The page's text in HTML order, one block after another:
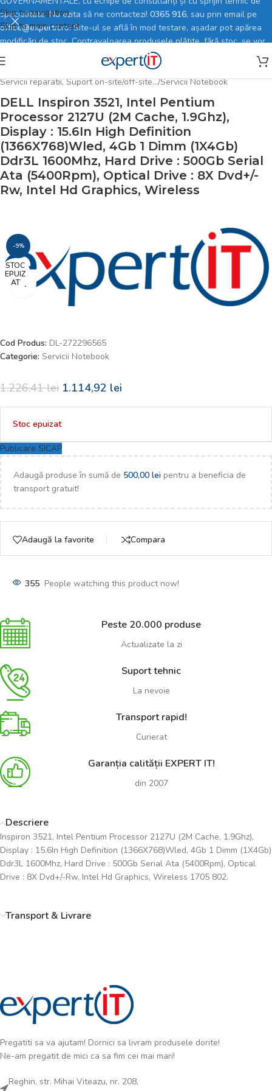
Skip to navigation
Skip to main content
specialitate. Nu ezita să ne contactezi! 0365 916, sau prin email pe
office@expertit.ro! Site-ul se află în mod testare, așadar pot apărea
modificări de stoc. Contravaloarea produsele plătite, fără stoc, se vor
rambursa în totalitate.
Prima pagină
Magazin online/ Solutii si Servicii
Servicii reparatii, Suport on-site/off-site…/Servicii Notebook
DELL Inspiron 3521, Intel Pentium
Processor 2127U (2M Cache, 1.9Ghz),
Display : 15.6In High Definition
(1366X768)Wled, 4Gb 1 Dimm (1X4Gb)
Ddr3L 1600Mhz, Hard Drive : 500Gb Serial
Ata (5400Rpm), Optical Drive : 8X Dvd+/-
Rw, Intel Hd Graphics, Wireless
-9%
STOC
EPUIZ
AT
Faceți click pentru a mări
Cod Produs: DL-272296565
Categorie: Servicii Notebook
1.226,41lei 1.114,92 lei
Stoc epuizat
Publicare SICAP
Adaugă produse în sumă de 500,00 lei pentru a beneficia de
transport gratuit!
Adaugă la favorite Compara
355 People watching this product now!
Peste 20.000 produse
Actualizate la zi
Suport tehnic
La nevoie
Transport rapid!
Curierat
Garanția calității EXPERT IT!
din 2007
Descriere
Inspiron 3521, Intel Pentium Processor 2127U (2M Cache, 1.9Ghz),
Display : 15.6In High Definition (1366X768)Wled, 4Gb 1 Dimm (1X4Gb)
Ddr3L 1600Mhz, Hard Drive : 500Gb Serial Ata (5400Rpm), Optical
Drive : 8X Dvd+/-Rw, Intel Hd Graphics, Wireless 1705 802.
Transport & Livrare
Pregatiti sa va ajutam! Dornici sa livram produsele dorite!
Ne-am pregatit de mici ca sa fim cei mai mari!
Reghin, str. Mihai Viteazu, nr. 208,